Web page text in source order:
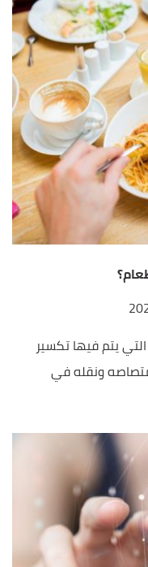
يتم فيها تكسير
ونقله في